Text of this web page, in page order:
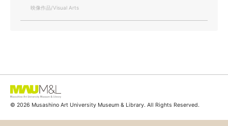
映像作品/Visual Arts
© 2026 Musashino Art University Museum & Library. All Rights Reserved.